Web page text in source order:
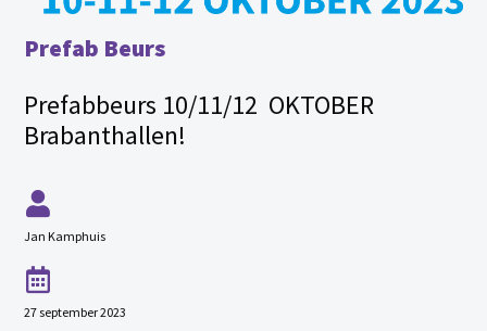
Prefab Beurs
Prefabbeurs 10/11/12 OKTOBER
Brabanthallen!
Jan Kamphuis
27 september 2023